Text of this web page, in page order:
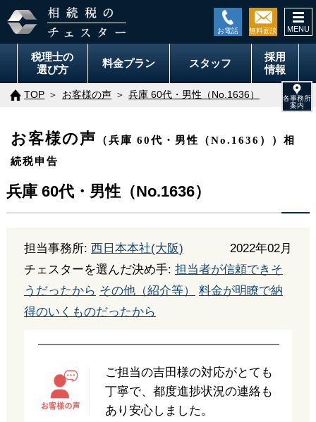
税理士の
選び方
料金プラン スタッフ
採用
情報
TOP お客様の声 兵庫 60代・男性（No.1636）
お客様の声
（兵庫 60代・男性（No.1636））相
続税申告
兵庫 60代・男性（No.1636）
担当事務所: 西日本本社(大阪)
2022年02月
チェスターを選んだ決め手: 担当者が信頼できそ
うだったから その他（紹介等）
料金が明瞭で納
得のいくものだったから
ご担当の吉田様の対応がとても
丁寧で、都度進捗状況の連絡も
あり安心しました。